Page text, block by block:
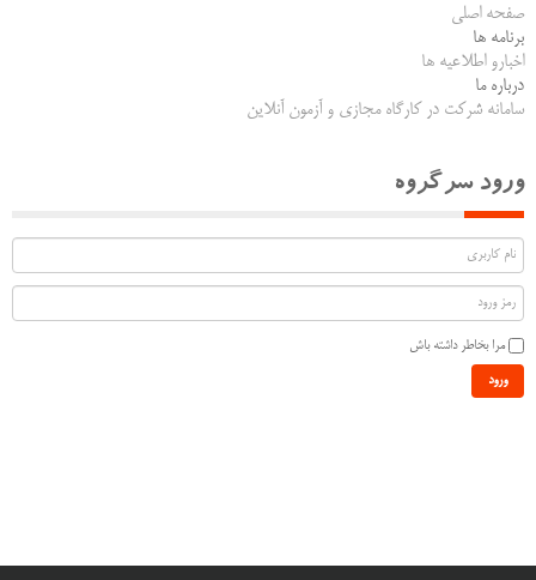
صفحه اصلی
برنامه ها
اخبارو اطلاعیه ها
درباره ما
سامانه شرکت در کارگاه مجازی و آزمون آنلاین
ورود سرگروه
مرا بخاطر داشته باش
ورود